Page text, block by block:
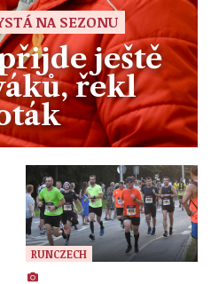
NA SEZONU
ještě
řekl
RUNCZECH